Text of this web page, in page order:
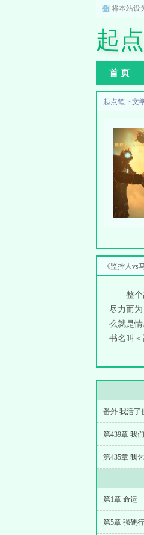
将本站设
起
首 页
起点笔下文
《监控人
整
尽力而
么就是
书名叫
番外 我活了
第439章 我
第435章 我
第1章 命运
第5章 强硬